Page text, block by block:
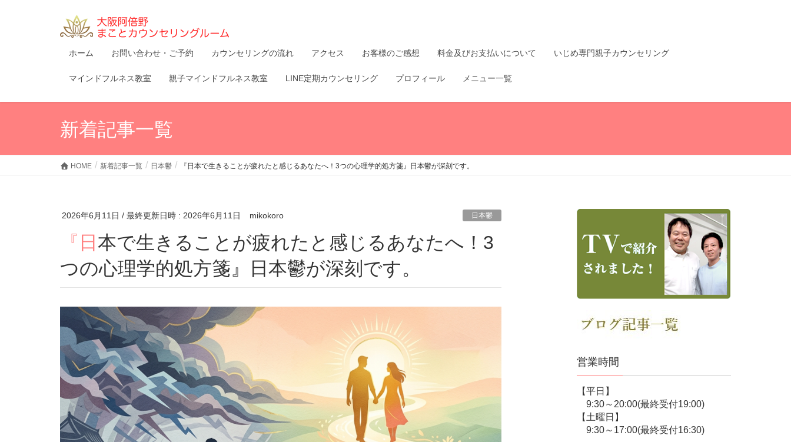
ホーム お問い合わせ・ご予約 カウンセリングの流れ アクセス お客様のご感想 料金及びお支払いについて いじめ専門親子カウンセリング
マインドフルネス教室 親子マインドフルネス教室 LINE定期カウンセリング プロフィール メニュー一覧
新着記事一覧
HOME 新着記事一覧 日本鬱 『日本で生きることが疲れたと感じるあなたへ！3つの心理学的処方箋』日本鬱が深刻です。
2026年6月11日 / 最終更新日時 : 2026年6月11日 mikokoro 日本鬱
『日本で生きることが疲れたと感じるあなたへ！3
つの心理学的処方箋』日本鬱が深刻です。
営業時間
【平日】
9:30～20:00(最終受付19:00)
【土曜日】
9:30～17:00(最終受付16:30)